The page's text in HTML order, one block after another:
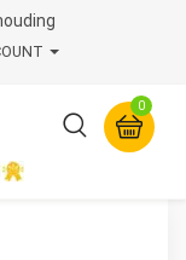
0
v.1
x 220